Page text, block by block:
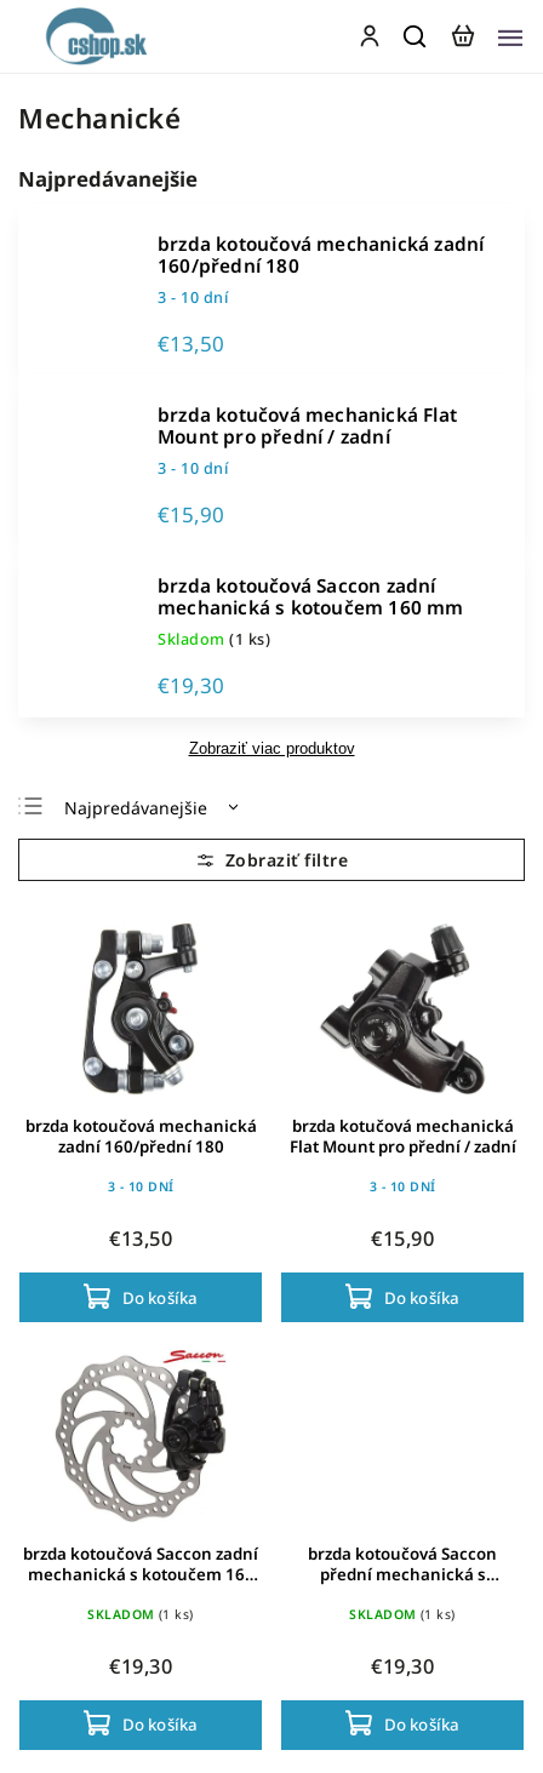
Mechanické
Najpredávanejšie
brzda kotoučová mechanická zadní
160/přední 180
3 - 10 dní
€13,50
brzda kotučová mechanická Flat
Mount pro přední / zadní
3 - 10 dní
€15,90
brzda kotoučová Saccon zadní
mechanická s kotoučem 160 mm
Skladom (1 ks)
€19,30
Zobraziť viac produktov
Najpredávanejšie
Najlacnejšie
Najdrahšie
brzda kotoučová mechanická
zadní 160/přední 180
3 - 10 DNÍ
€13,50
Do košíka
brzda kotučová mechanická
Flat Mount pro přední / zadní
3 - 10 DNÍ
€15,90
Do košíka
brzda kotoučová Saccon zadní
mechanická s kotoučem 160
SKLADOM (1 ks)
€19,30
Do košíka
brzda kotoučová Saccon
přední mechanická s
SKLADOM (1 ks)
€19,30
Do košíka